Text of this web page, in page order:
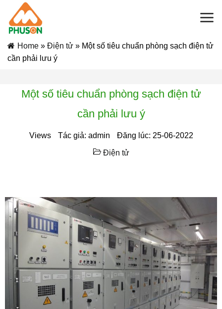
content
Home » Điện tử » Một số tiêu chuẩn phòng sạch điện tử
cần phải lưu ý
Một số tiêu chuẩn phòng sạch điện tử
cần phải lưu ý
Views Tác giả: admin Đăng lúc: 25-06-2022
Điện tử